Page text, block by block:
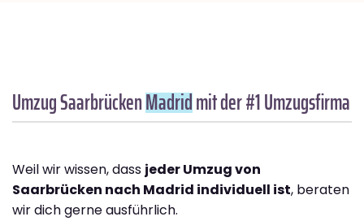
Umzug SaarbrückenMadridmit der #1 Umzugsfirma
Weil wir wissen, dass jeder Umzug von
Saarbrücken nach Madrid individuell ist, beraten
wir dich gerne ausführlich.